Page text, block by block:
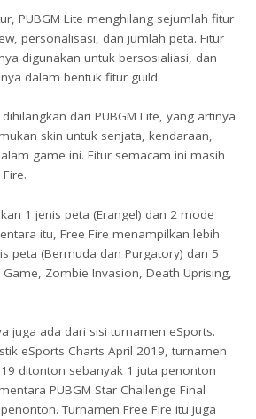
PUBGM Lite menghilang sejumlah fitur
personalisasi, dan jumlah peta. Fitur
digunakan untuk bersosialiasi, dan
dalam bentuk fitur guild.
dari PUBGM Lite, yang artinya
skin untuk senjata, kendaraan,
game ini. Fitur semacam ini masih
1 jenis peta (Erangel) dan 2 mode
itu, Free Fire menampilkan lebih
peta (Bermuda dan Purgatory) dan 5
Zombie Invasion, Death Uprising,
juga ada dari sisi turnamen eSports.
eSports Charts April 2019, turnamen
ditonton sebanyak 1 juta penonton
PUBGM Star Challenge Final
Turnamen Free Fire itu juga